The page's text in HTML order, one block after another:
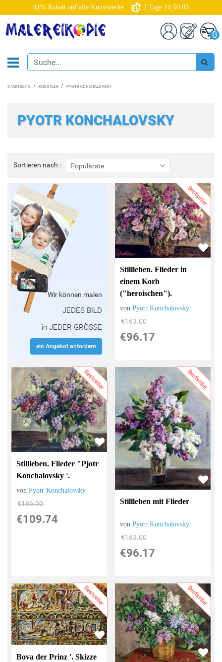
41% Rabatt auf alle Kunstwerke 2 Tage 14:50:01
0
STARTSEITE KÜNSTLER PYOTR KONCHALOVSKY
PYOTR KONCHALOVSKY
Sortieren nach : Populärste
Sortieren
nach
Wir können malen
JEDES BILD
in JEDER GRÖSSE
ein Angebot anfordern
Bestseller
Stillleben. Flieder in
einem Korb
("heroischen").
vonPyotr Konchalovsky
€163.00
€96.17
Bestseller
Stillleben. Flieder "Pjotr ​​
Konchalovsky '.
vonPyotr Konchalovsky
€186.00
€109.74
Bestseller
Stillleben mit Flieder
vonPyotr Konchalovsky
€163.00
€96.17
Bestseller
Bova der Prinz '. Skizze
Bestseller